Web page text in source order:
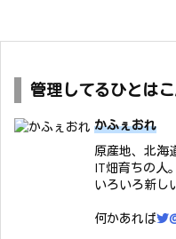
管理してるひとは
かふぇおれ
原産地、北海
IT畑育ちの人
いろいろ新し
何かあれば